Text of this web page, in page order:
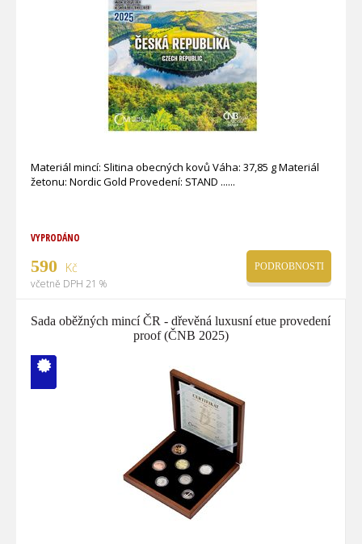
Materiál mincí: Slitina obecných kovů Váha: 37,85 g Materiál
žetonu: Nordic Gold Provedení: STAND ...
VYPRODÁNO
590 Kč
včetně DPH 21 %
PODROBNOSTI
Sada oběžných mincí ČR - dřevěná luxusní etue provedení
proof (ČNB 2025)
V ČM zcela